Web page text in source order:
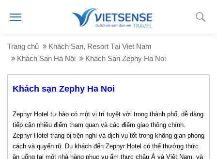
Trang chủ
Khách San, Resort Tại Viet Nam
Khách Sạn Hà Nội
Khách Sạn Zephy Ha Noi
Khách sạn Zephy Ha Noi
Zephyr Hotel tự hào có một vị trí tuyệt vời trong thành phố, dễ dàng
tiếp cận nhiều điểm tham quan và các điểm giao thông chính.
Zephyr Hotel trang bị tiện nghi và dịch vụ tốt trong không gian phong
cách và quyến rũ. Du khách đến Zephyr Hotel có thể thưởng thức
ăn uống tại một nhà hàng phục vụ ẩm thực châu Á và Việt Nam, và